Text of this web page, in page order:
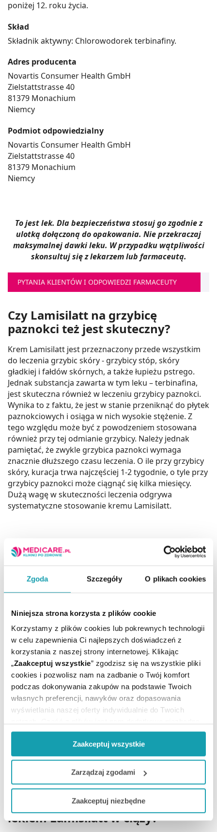
Zgoda Szczegóły O plikach cookies
Niniejsza strona korzysta z plików cookie
Korzystamy z plików cookies lub pokrewnych technologii
w celu zapewnienia Ci najlepszych doświadczeń z
korzystania z naszej strony internetowej. Klikając
„Zaakceptuj wszystkie” zgodzisz się na wszystkie pliki
cookies i pozwolisz nam na zadbanie o Twój komfort
podczas dokonywania zakupów na podstawie Twoich
własnych preferencji, nawyków oraz dopasowania
wyświetlania naszej oferty indywidualnie do Twoich
do prawidłowego działania Portalu oraz jego
funkcjonalności. W zależności od funkcji, dane o tym jak
korzystasz z naszej witryny będą również przekazywane
do naszych Partnerów marketingowych i analitycznych.
Jeżeli chcesz dostosować swoją zgodę i wybrać tylko
niektóre dodatkowe funkcje, z którymi wiąże się
zbieranie danych o Twojej aktywności dokonaj
preferowanych przez Ciebie wyborów i kliknij „
Zaakceptuj wszystkie
Zarządzaj zgodami
Zaakceptuj niezbędne
poniżej 12. roku życia.
Skład
Składnik aktywny: Chlorowodorek terbinafiny.
Adres producenta
Novartis Consumer Health GmbH
Zielstattstrasse 40
81379 Monachium
Niemcy
Podmiot odpowiedzialny
Novartis Consumer Health GmbH
Zielstattstrasse 40
81379 Monachium
Niemcy
To jest lek. Dla bezpieczeństwa stosuj go zgodnie z
ulotką dołączoną do opakowania. Nie przekraczaj
maksymalnej dawki leku. W przypadku wątpliwości
skonsultuj się z lekarzem lub farmaceutą.
PYTANIA KLIENTÓW I ODPOWIEDZI FARMACEUTY
Czy Lamisilatt na grzybicę
paznokci też jest skuteczny?
Krem Lamisilatt jest przeznaczony przede wszystkim
do leczenia grzybic skóry - grzybicy stóp, skóry
gładkiej i fałdów skórnych, a także łupieżu pstrego.
Jednak substancja zawarta w tym leku – terbinafina,
jest skuteczna również w leczeniu grzybicy paznokci.
Wynika to z faktu, że jest w stanie przeniknąć do płytek
paznokciowych i osiąga w nich wysokie stężenie. Z
tego względu może być z powodzeniem stosowana
również przy tej odmianie grzybicy. Należy jednak
pamiętać, że zwykle grzybica paznokci wymaga
znacznie dłuższego czasu leczenia. O ile przy grzybicy
skóry, kuracja trwa najczęściej 1-2 tygodnie, o tyle przy
grzybicy paznokci może ciągnąć się kilka miesięcy.
Dużą wagę w skuteczności leczenia odgrywa
systematyczne stosowanie kremu Lamisilatt.
Czy dostępny jest zamiennik
Lamisilatt, czy jest to jedyny lek z
terbinafiną?
Lamisilatt ma kilka zamienników, czyli preparatów z tą
Max, dostępny w postaci kremu lub spray’u,
Terbiderm, Tersilat, czy Terbinafina z firmy Ziaja.
Wszystkie te preparaty zawierają takie samo stężenie
substancji czynnej.
Czy dostanę Lamisilatt bez
recepty?
temu możliwe jest zamówienie go w aptece
internetowej z dowozem do domu. Gdyby był to lek na
receptę, konieczna byłaby bezpośrednia wizyta w
aptece stacjonarnej, aby można go było kupić.
Czy mogę kontynuować terapię
lekiem Lamisilatt w ciąży?